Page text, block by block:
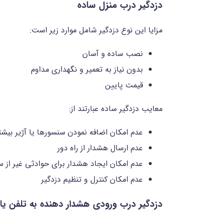
دزدگیر درب منزل ساده
مزایا این نوع دزدگیر شامل موارد زیر است:
نصب ساده و آسان
بدون نیاز به تعمیر و نگهداری مداوم
قیمت پایین
معایب دزدگیر ساده عبارتند از:
عدم امکان اضافه نمودن سنسورها یا آژیر
عدم ارسال هشدار از راه دور
عدم امکان ایجاد هشدار برای حوادثی غیر
عدم امکان کنترل و تنظیم دزدگیر
دزدگیر درب ورودی هشدار دهنده به تلفن